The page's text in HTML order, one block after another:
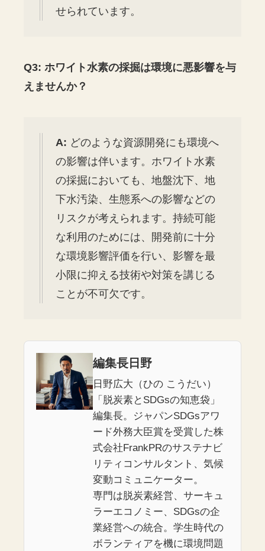
せられています。
Q3: ホワイト水素の採掘は環境に悪影響を与
えませんか？
A: どのような資源開発にも環境へ
の影響は伴います。ホワイト水素
の採掘においても、地盤沈下、地
下水汚染、生態系への影響などの
リスクが考えられます。持続可能
な利用のためには、開発前に十分
な環境影響評価を行い、影響を最
小限に抑える技術や対策を講じる
ことが不可欠です。
編集長日野
日野広大（ひの こうだい）
「脱炭素とSDGsの知恵袋」
編集長。ジャパンSDGsアワ
ード外務大臣賞を受賞した株
式会社FrankPRのサステナビ
リティコンサルタント、気候
変動コミュニケーター。
専門は脱炭素経営、サーキュ
ラーエコノミー、SDGsの企
業経営への統合。学生時代の
ボランティアを機に環境問題